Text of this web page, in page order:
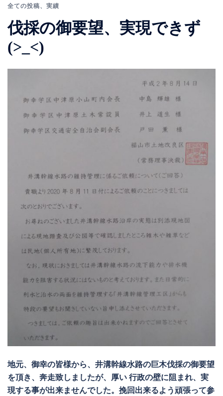
全ての投稿、 実績
伐採の御要望、実現できず
(>_<)
地元、御幸の皆様から、井溝幹線水路の巨木伐採の御要望
を頂き、奔走致しましたが、厚い 行政の壁に阻まれ、実
現する事が出来ませんでした。挽回出来るよう頑張って参